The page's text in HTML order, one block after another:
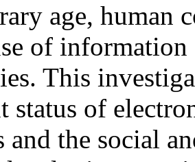
age, human
of
This
status of
and the social